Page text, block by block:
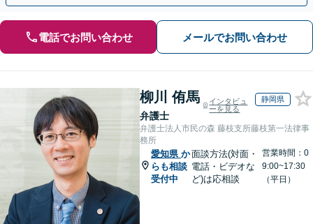
電話でお問い合わせ メールでお問い合わせ
柳川 侑馬
弁護士
インタビュ
ーを見る
静岡県
弁護士法人市民の森 藤枝支所藤枝第一法律事
務所
愛知県 か
らも相談
受付中
面談方法(対面・
電話・ビデオな
ど)は応相談
営業時間：0
9:00~17:30
（平日）